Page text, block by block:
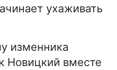
ухаживать
изменника
Новицкий вместе